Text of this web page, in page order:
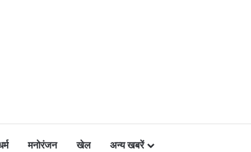
मनोरंजन खेल अन्य खबरें